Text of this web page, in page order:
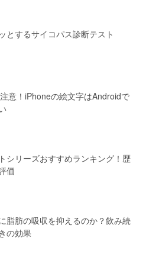
とするサイコパス診断テスト
意！iPhoneの絵文字はAndroidで
シリーズおすすめランキング！歴
価
脂肪の吸収を抑えるのか？飲み続
の効果